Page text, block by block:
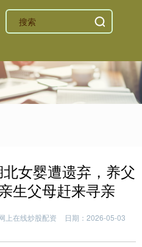
女婴遭遗弃，养父
生父母赶来寻亲
上在线炒股配资
日期：2026-05-03